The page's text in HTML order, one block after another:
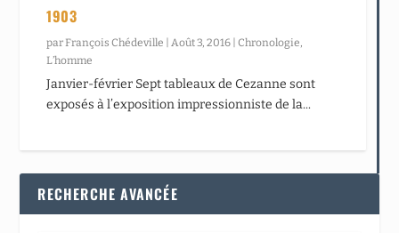
1903
par François Chédeville Août 3, 2016 |Chronologie
L’homme
Janvier-février Sept tableaux de Cezanne sont
exposés à l’exposition impressionniste de la...
RECHERCHE AVANCÉE